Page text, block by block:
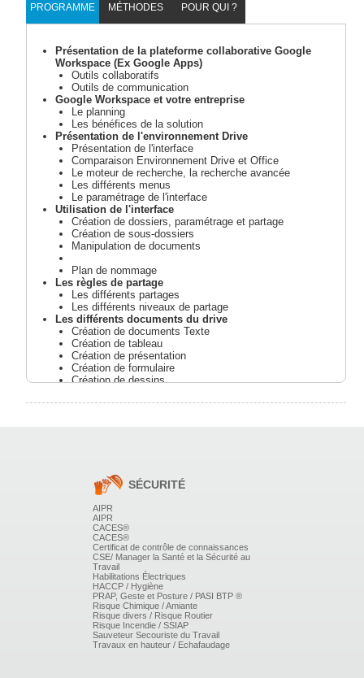
PROGRAMME MÉTHODES POUR QUI ?
Présentation de la plateforme collaborative Google
Workspace (Ex Google Apps)
Outils collaboratifs
Outils de communication
Google Workspace et votre entreprise
Le planning
Les bénéfices de la solution
Présentation de l'environnement Drive
Présentation de l'interface
Comparaison Environnement Drive et Office
Le moteur de recherche, la recherche avancée
Les différents menus
Le paramétrage de l'interface
Utilisation de l'interface
Création de dossiers, paramétrage et partage
Création de sous-dossiers
Manipulation de documents
Plan de nommage
Les règles de partage
Les différents partages
Les différents niveaux de partage
Les différents documents du drive
Création de documents Texte
Création de tableau
Création de présentation
Création de formulaire
Création de dessins
SÉCURITÉ
AIPR
AIPR
CACES®
CACES®
Certificat de contrôle de connaissances
CSE/ Manager la Santé et la Sécurité au
Travail
Habilitations Électriques
HACCP / Hygiène
PRAP, Geste et Posture / PASI BTP ®
Risque Chimique / Amiante
Risque divers / Risque Routier
Risque Incendie / SSIAP
Sauveteur Secouriste du Travail
Travaux en hauteur / Echafaudage